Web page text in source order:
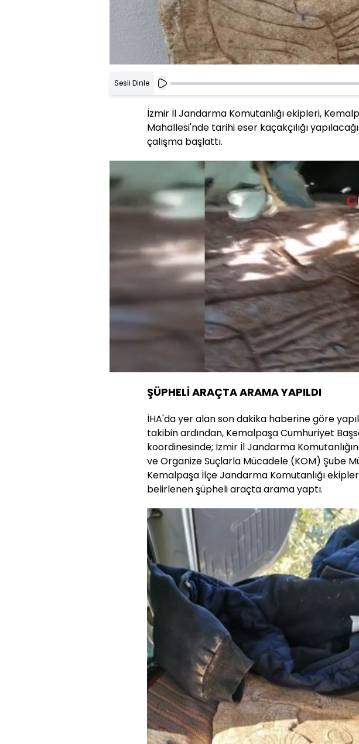
Sesli Dinle
İzmir İl Jandarma Komutanlığı ekipleri,
Mahallesi'nde tarihi eser kaçakçılığı
çalışma başlattı.
Aç
Yüklendi:
100.00%
ŞÜPHELİ ARAÇTA ARAMA YAPILDI
İHA'da yer alan son dakika haberine göre
takibin ardından, Kemalpaşa Cumhuriyet
koordinesinde; İzmir İl Jandarma
ve Organize Suçlarla Mücadele (KOM) Şube
Kemalpaşa İlçe Jandarma Komutanlığı
belirlenen şüpheli araçta arama yaptı.